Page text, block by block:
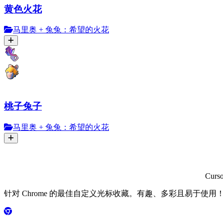
黄色火花
马里奥 + 兔兔：希望的火花
桃子兔子
马里奥 + 兔兔：希望的火花
针对 Chrome 的最佳自定义光标收藏。有趣、多彩且易于使用！